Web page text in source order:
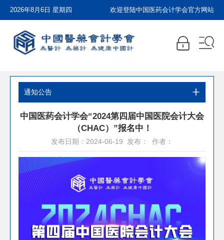
2026年8月6日 星期四 欢迎登陆中国医药会计学会官方网站
通知公告
中国医药会计学会“2024第四届中国医院会计大会
（CHAC）”报名中！
发布日期：2024-06-19 发布： 作者：